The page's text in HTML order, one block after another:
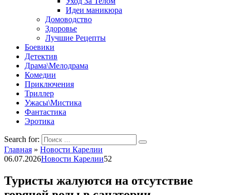
Идеи маникюра
Домоводство
Здоровье
Лучшие Рецепты
Боевики
Детектив
Драма\Мелодрама
Комедии
Приключения
Триллер
Ужасы\Мистика
Фантастика
Эротика
Search for:
Главная » Новости Карелии
06.07.2026Новости Карелии52
Туристы жалуются на отсутствие